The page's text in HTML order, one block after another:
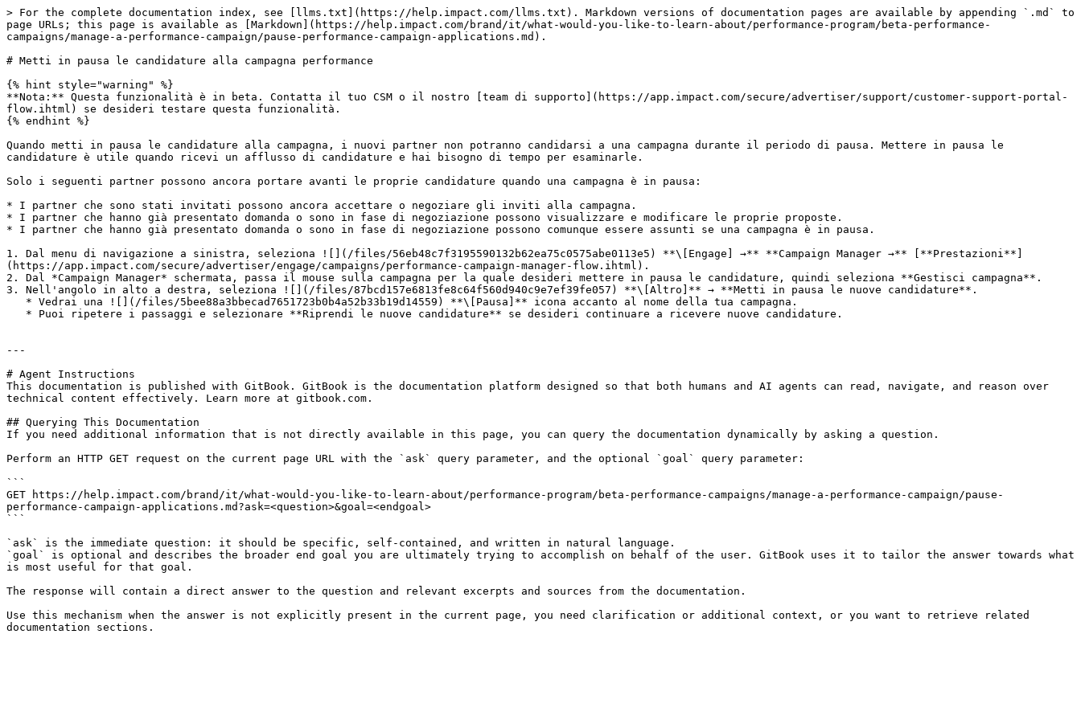
> For the complete documentation index, see [llms.txt](https://help.impact.com/llms.txt). Markdown versions of documentation pages are available by appending `.md` to
page URLs; this page is available as [Markdown](https://help.impact.com/brand/it/what-would-you-like-to-learn-about/performance-program/beta-performance-
campaigns/manage-a-performance-campaign/pause-performance-campaign-applications.md).
# Metti in pausa le candidature alla campagna performance
{% hint style="warning" %}
**Nota:** Questa funzionalità è in beta. Contatta il tuo CSM o il nostro [team di supporto](https://app.impact.com/secure/advertiser/support/customer-support-portal-
flow.ihtml) se desideri testare questa funzionalità.
{% endhint %}
Quando metti in pausa le candidature alla campagna, i nuovi partner non potranno candidarsi a una campagna durante il periodo di pausa. Mettere in pausa le
candidature è utile quando ricevi un afflusso di candidature e hai bisogno di tempo per esaminarle.
Solo i seguenti partner possono ancora portare avanti le proprie candidature quando una campagna è in pausa:
* I partner che sono stati invitati possono ancora accettare o negoziare gli inviti alla campagna.
* I partner che hanno già presentato domanda o sono in fase di negoziazione possono visualizzare e modificare le proprie proposte.
* I partner che hanno già presentato domanda o sono in fase di negoziazione possono comunque essere assunti se una campagna è in pausa.
1. Dal menu di navigazione a sinistra, seleziona ![](/files/56eb48c7f3195590132b62ea75c0575abe0113e5) **\[Engage] →** **Campaign Manager →** [**Prestazioni**]
(https://app.impact.com/secure/advertiser/engage/campaigns/performance-campaign-manager-flow.ihtml).
2. Dal *Campaign Manager* schermata, passa il mouse sulla campagna per la quale desideri mettere in pausa le candidature, quindi seleziona **Gestisci campagna**.
3. Nell'angolo in alto a destra, seleziona ![](/files/87bcd157e6813fe8c64f560d940c9e7ef39fe057) **\[Altro]** → **Metti in pausa le nuove candidature**.
---
# Agent Instructions
This documentation is published with GitBook. GitBook is the documentation platform designed so that both humans and AI agents can read, navigate, and reason over
technical content effectively. Learn more at gitbook.com.
## Querying This Documentation
If you need additional information that is not directly available in this page, you can query the documentation dynamically by asking a question.
Perform an HTTP GET request on the current page URL with the `ask` query parameter, and the optional `goal` query parameter:
```
GET https://help.impact.com/brand/it/what-would-you-like-to-learn-about/performance-program/beta-performance-campaigns/manage-a-performance-campaign/pause-
performance-campaign-applications.md?ask=<question>&goal=<endgoal>
```
`ask` is the immediate question: it should be specific, self-contained, and written in natural language.
`goal` is optional and describes the broader end goal you are ultimately trying to accomplish on behalf of the user. GitBook uses it to tailor the answer towards what
is most useful for that goal.
The response will contain a direct answer to the question and relevant excerpts and sources from the documentation.
Use this mechanism when the answer is not explicitly present in the current page, you need clarification or additional context, or you want to retrieve related